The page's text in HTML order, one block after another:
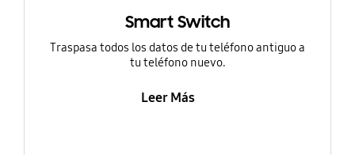
Smart Switch
Traspasa todos los datos de tu teléfono antiguo a
tu teléfono nuevo.
Leer Más